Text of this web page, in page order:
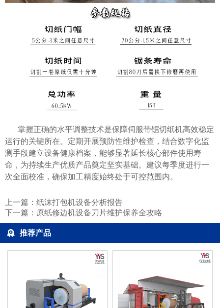
掌握正确的水平调整技术是保障伺服带锯切纸机高效稳定
运行的关键所在。定期开展预防性维护检查，结合数字化监
测手段建立设备健康档案，能够显著延长核心部件使用寿
命，为持续生产优质产品奠定坚实基础。建议每季度进行一
次全面校准，确保加工精度始终处于可控范围内。
上一篇： 纸沫打包机设备分析报告
下一篇： 原纸修边机设备刀片维护保养全攻略
推荐产品